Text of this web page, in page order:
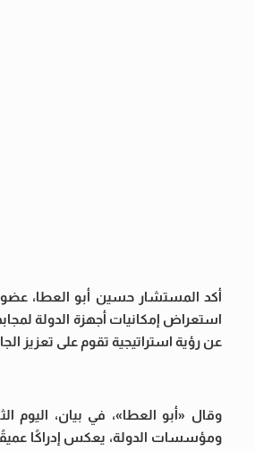
أكد المستشار حسين أبو العطا،
استعراض إمكانيات أجهزة الدولة
عن رؤية استراتيجية تقوم على تعزيز
وقال «أبو العطا»، في بيان، اليوم
ومؤسسات الدولة، يعكس إدراكًا عميقًا